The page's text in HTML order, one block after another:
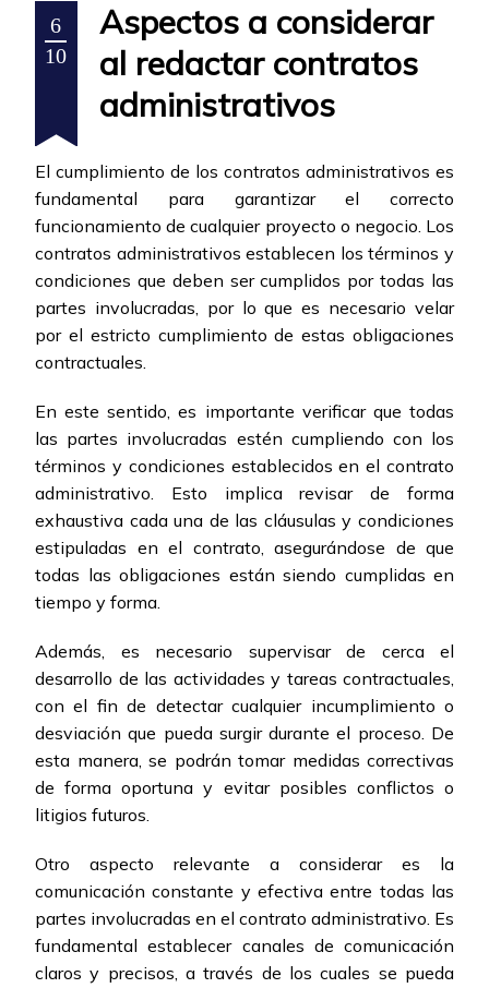
6
10
Aspectos a considerar
al redactar contratos
administrativos
El cumplimiento de los contratos administrativos es
fundamental para garantizar el correcto
funcionamiento de cualquier proyecto o negocio. Los
contratos administrativos establecen los términos y
condiciones que deben ser cumplidos por todas las
partes involucradas, por lo que es necesario velar
por el estricto cumplimiento de estas obligaciones
contractuales.
En este sentido, es importante verificar que todas
las partes involucradas estén cumpliendo con los
términos y condiciones establecidos en el contrato
administrativo. Esto implica revisar de forma
exhaustiva cada una de las cláusulas y condiciones
estipuladas en el contrato, asegurándose de que
todas las obligaciones están siendo cumplidas en
tiempo y forma.
Además, es necesario supervisar de cerca el
desarrollo de las actividades y tareas contractuales,
con el fin de detectar cualquier incumplimiento o
desviación que pueda surgir durante el proceso. De
esta manera, se podrán tomar medidas correctivas
de forma oportuna y evitar posibles conflictos o
litigios futuros.
Otro aspecto relevante a considerar es la
comunicación constante y efectiva entre todas las
partes involucradas en el contrato administrativo. Es
fundamental establecer canales de comunicación
claros y precisos, a través de los cuales se pueda